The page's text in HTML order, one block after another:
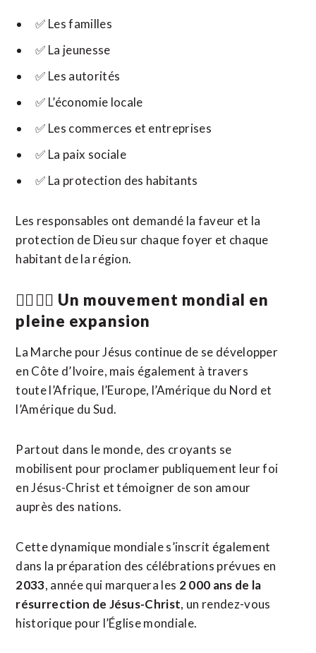
✅ Les familles
✅ La jeunesse
✅ Les autorités
✅ L’économie locale
✅ Les commerces et entreprises
✅ La paix sociale
✅ La protection des habitants
Les responsables ont demandé la faveur et la
protection de Dieu sur chaque foyer et chaque
habitant de la région.
🚶‍♂️🚶‍♀️ Un mouvement mondial en
pleine expansion
La Marche pour Jésus continue de se développer
en Côte d’Ivoire, mais également à travers
toute l’Afrique, l’Europe, l’Amérique du Nord et
l’Amérique du Sud.
Partout dans le monde, des croyants se
mobilisent pour proclamer publiquement leur foi
en Jésus-Christ et témoigner de son amour
auprès des nations.
Cette dynamique mondiale s’inscrit également
dans la préparation des célébrations prévues en
2033, année qui marquera les 2 000 ans de la
résurrection de Jésus-Christ, un rendez-vous
historique pour l’Église mondiale.